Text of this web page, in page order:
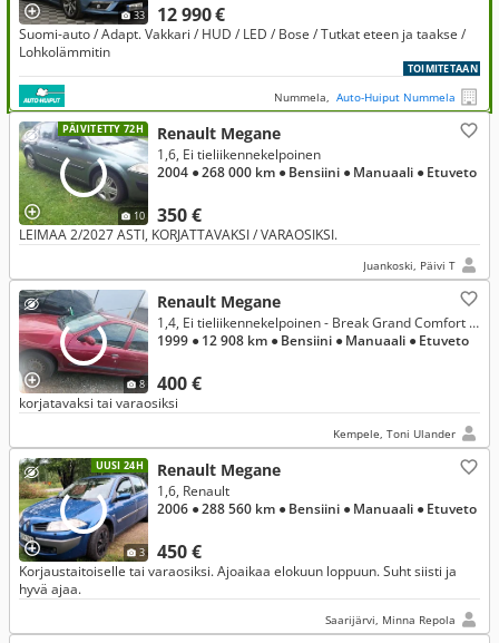
33 12 990 €
Suomi-auto / Adapt. Vakkari / HUD / LED / Bose / Tutkat eteen ja taakse /
Lohkolämmitin
TOIMITETAAN
Nummela, Auto-Huiput Nummela
PÄIVITETTY 72H
10
Renault Megane
350 €
1,6, Ei tieliikennekelpoinen
2004 ● 268 000 km ● Bensiini ● Manuaali ● Etuveto
LEIMAA 2/2027 ASTI, KORJATTAVAKSI / VARAOSIKSI.
Juankoski, Päivi T
8
Renault Megane
400 €
1,4, Ei tieliikennekelpoinen - Break Grand Comfort 1,4 16V
1999 ● 12 908 km ● Bensiini ● Manuaali ● Etuveto
korjatavaksi tai varaosiksi
Kempele, Toni Ulander
UUSI 24H
3
Renault Megane
450 €
1,6, Renault
2006 ● 288 560 km ● Bensiini ● Manuaali ● Etuveto
Korjaustaitoiselle tai varaosiksi. Ajoaikaa elokuun loppuun. Suht siisti ja
hyvä ajaa.
Saarijärvi, Minna Repola